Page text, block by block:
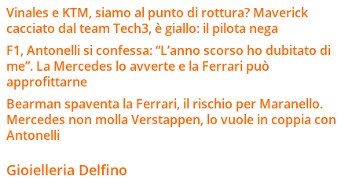
Vinales e KTM, siamo al punto di rottura? Maverick
cacciato dal team Tech3, è giallo: il pilota nega
F1, Antonelli si confessa: “L’anno scorso ho dubitato di
me”. La Mercedes lo avverte e la Ferrari può
approfittarne
Bearman spaventa la Ferrari, il rischio per Maranello.
Mercedes non molla Verstappen, lo vuole in coppia con
Antonelli
Gioielleria Delfino